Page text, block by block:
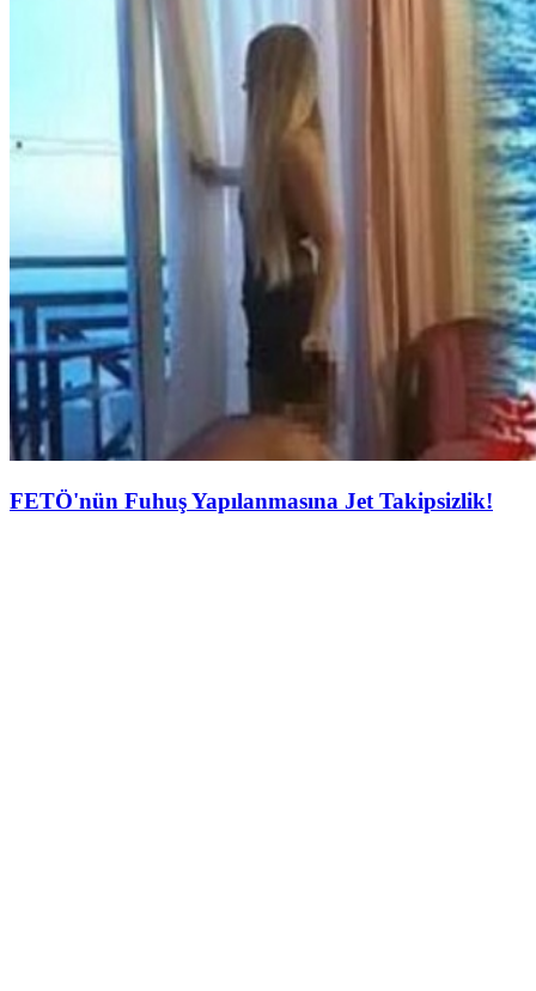
FETÖ'nün Fuhuş Yapılanmasına Jet Takipsizlik!